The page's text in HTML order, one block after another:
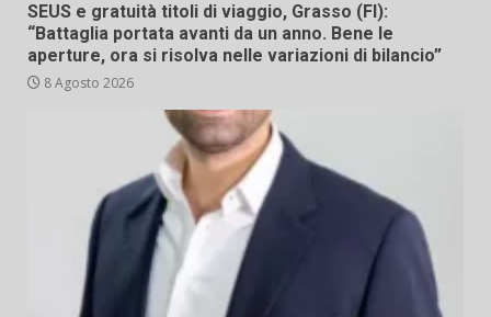
SEUS e gratuità titoli di viaggio, Grasso (FI):
“Battaglia portata avanti da un anno. Bene le
aperture, ora si risolva nelle variazioni di bilancio”
8 Agosto 2026